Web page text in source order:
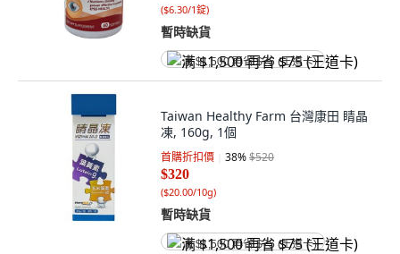
($6.30/1錠)
暫時缺貨
满 $1,500 再省 $75 (王道卡)
Taiwan Healthy Farm 台灣康田 睛晶
凍, 160g, 1個
首購折扣價 38%$520
$320
($20.00/10g)
暫時缺貨
满 $1,500 再省 $75 (王道卡)